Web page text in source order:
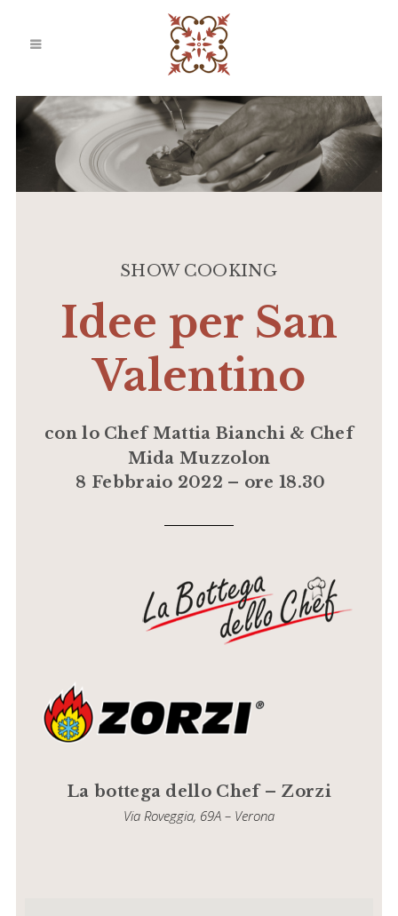
SHOW COOKING
Idee per San
Valentino
con lo Chef Mattia Bianchi & Chef
Mida Muzzolon
8 Febbraio 2022 – ore 18.30
La bottega dello Chef – Zorzi
Via Roveggia, 69A – Verona